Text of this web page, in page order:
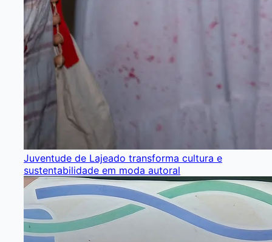
Juventude de Lajeado transforma cultura e
sustentabilidade em moda autoral